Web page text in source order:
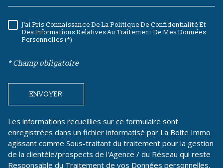
RÈGLEMENTATION
J'ai Pris Connaissance De La Politique De Confidentialité Et
Des Informations Relatives Au Traitement De Mes Données
Personnelles (*)
* Champ obligatoire
ENVOYER
Les informations recueillies sur ce formulaire sont
enregistrées dans un fichier informatisé par La Boite Immo
agissant comme Sous-traitant du traitement pour la gestion
de la clientèle/prospects de l'Agence / du Réseau qui reste
Responsable du Traitement de vos Données personnelles.